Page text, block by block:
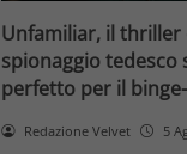
Unfamiliar, il thriller
spionaggio tedesco
perfetto per il
Redazione Velvet 5